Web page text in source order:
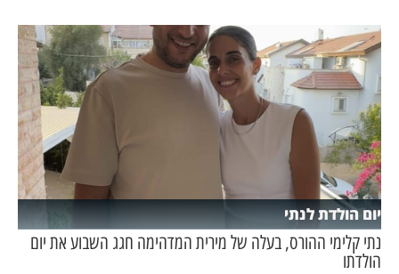
יום הולדת לנתי
נתי קלימי ההורס, בעלה של מירית המדהימה חגג השבוע את יום
הולדתו